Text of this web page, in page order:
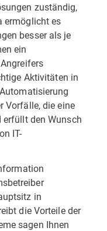
zuständig,
ermöglicht es
besser als je
ein
Aktivitäten in
Vorfälle, die eine
erfüllt den Wunsch
IT-
in
die Vorteile der
sagen Ihnen